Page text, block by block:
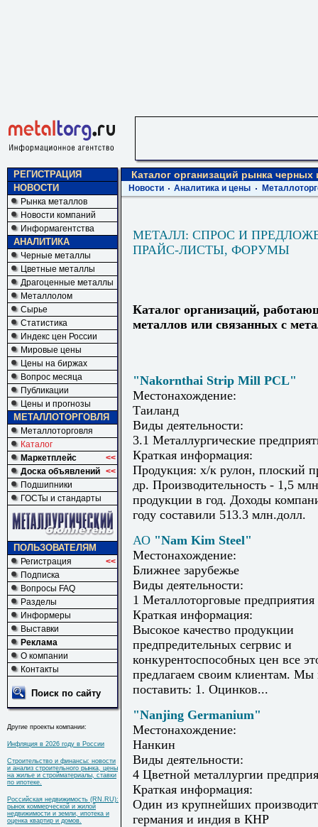
РЕГИСТРАЦИЯ
НОВОСТИ
Рынка металлов
Новости компаний
Информагентства
АНАЛИТИКА
Черные металлы
Цветные металлы
Драгоценные металлы
Металлолом
Сырье
Статистика
Индекс цен России
Мировые цены
Цены на биржах
Вопрос месяца
Публикации
Цены и прогнозы
МЕТАЛЛОТОРГОВЛЯ
Металлоторговля
Каталог
Маркетплейс
<<
Доска объявлений <<
Подшипники
ГОСТы и стандарты
ПОЛЬЗОВАТЕЛЯМ
Регистрация
<<
Подписка
Вопросы FAQ
Разделы
Информеры
Выставки
Реклама
О компании
Контакты
Поиск по сайту
Другие проекты компании:
Инфляция в 2026 году в России
Строительство и финансы: новости
и анализ строительного рынка, цены
на жилье и стройматериалы, ставки
по ипотеке.
Российская недвижимость (RN.RU):
рынок коммерческой и жилой
недвижимости и земли, ипотека и
оценка квартир и домов.
Каталог организаций рынка
Новости Аналитика и цены
МЕТАЛЛ: СПРОС И
ПРАЙС-ЛИСТЫ, ФОРУМЫ
Каталог организаций,
металлов или связанных с
"Nakornthai Strip Mill PCL"
Местонахождение:
Таиланд
Виды деятельности:
3.1 Металлургические
Краткая информация:
Продукция: х/к рулон, плоский
др. Производительность - 1,5
продукции в год. Доходы
году составили 513.3 млн.долл.
АО "Nam Kim Steel"
Местонахождение:
Ближнее зарубежье
Виды деятельности:
1 Металлоторговые
Краткая информация:
Высокое качество продукции
предпредительных сerрвис и
конкурентоспособных цен все
предлагаем своим клиентам.
поставить: 1. Оцинков...
"Nanjing Germanium"
Местонахождение:
Нанкин
Виды деятельности:
4 Цветной металлургии
Краткая информация:
Один из крупнейших
германия и индия в КНР